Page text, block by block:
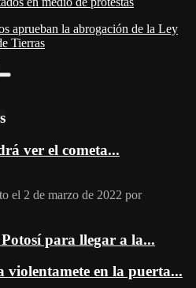
aprueban la abrogación de la Ley
Tierras
Search
ver el cometa...
el 2 de marzo de 2022 por
para llegar a la...
en la puerta...